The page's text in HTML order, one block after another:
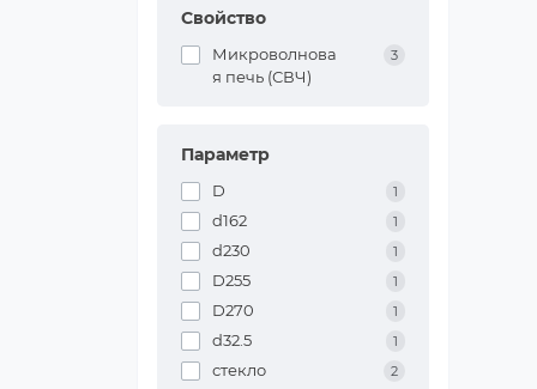
Свойство
Микроволнова
я печь (СВЧ)
3
Параметр
D 1
d162 1
d230 1
D255 1
D270 1
d32.5 1
стекло 2